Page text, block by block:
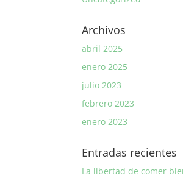
Archivos
abril 2025
enero 2025
julio 2023
febrero 2023
enero 2023
Entradas recientes
La libertad de comer